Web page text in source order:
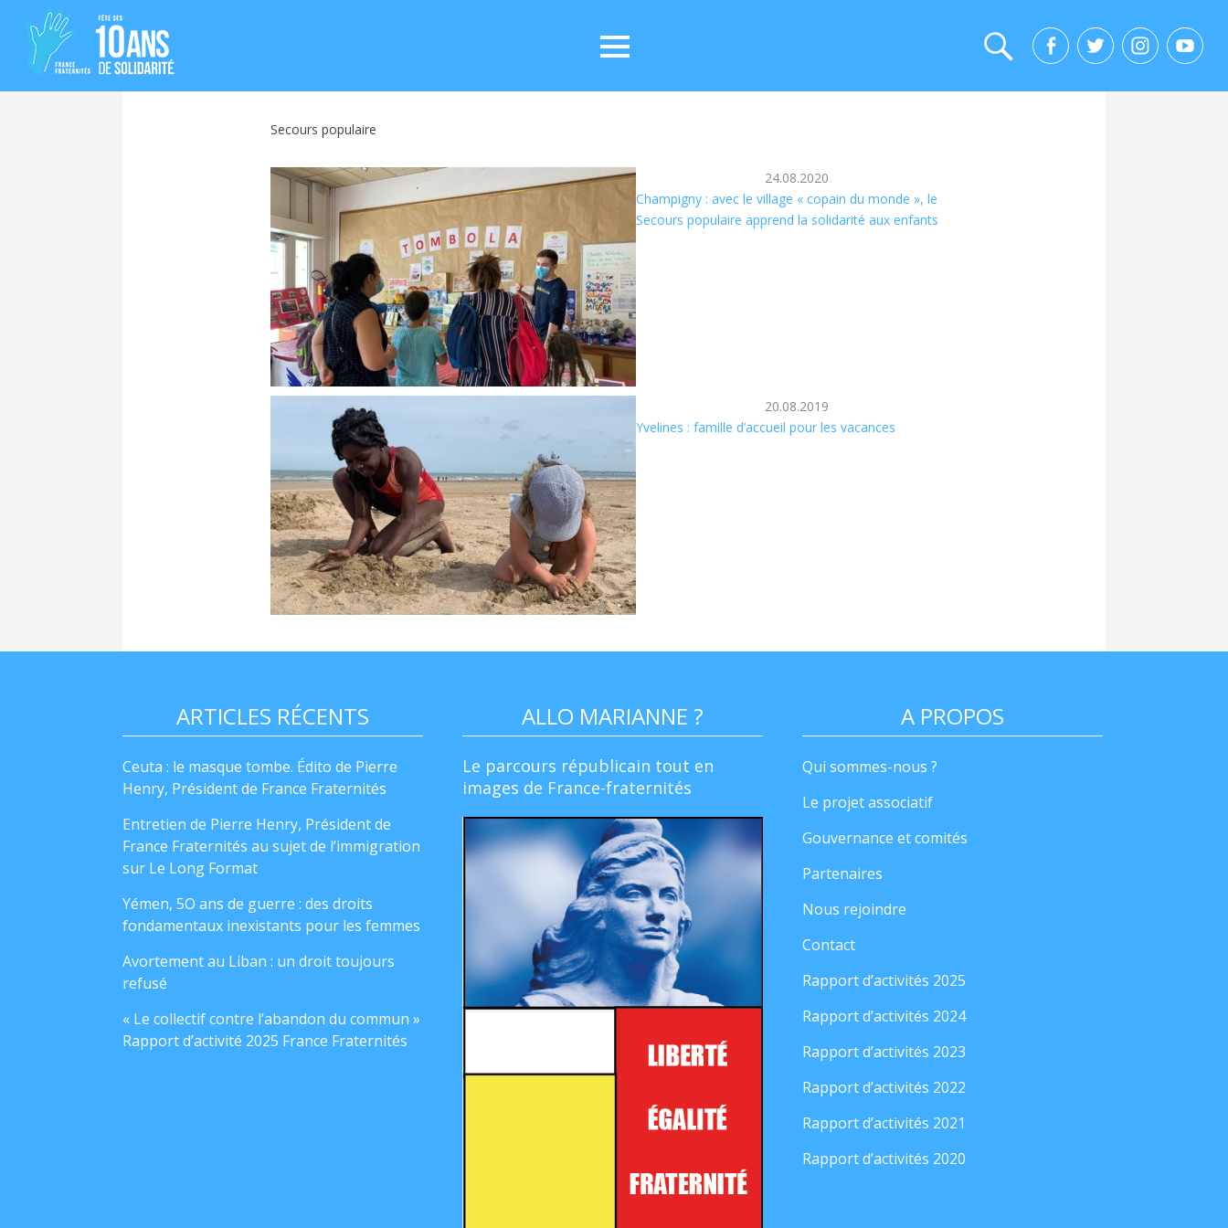
Secours populaire
24.08.2020
Champigny : avec le village « copain du monde », le
Secours populaire apprend la solidarité aux enfants
20.08.2019
Yvelines : famille d’accueil pour les vacances
ARTICLES RÉCENTS
Ceuta : le masque tombe. Édito de Pierre
Henry, Président de France Fraternités
Entretien de Pierre Henry, Président de
France Fraternités au sujet de l’immigration
sur Le Long Format
Yémen, 5O ans de guerre : des droits
fondamentaux inexistants pour les femmes
Avortement au Liban : un droit toujours
refusé
« Le collectif contre l’abandon du commun »
Rapport d’activité 2025 France Fraternités
ALLO MARIANNE ?
Le parcours républicain tout en
images de France-fraternités
A PROPOS
Qui sommes-nous ?
Le projet associatif
Gouvernance et comités
Partenaires
Nous rejoindre
Contact
Rapport d’activités 2025
Rapport d’activités 2024
Rapport d’activités 2023
Rapport d’activités 2022
Rapport d’activités 2021
Rapport d’activités 2020